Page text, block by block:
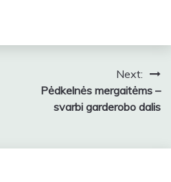
Next:
Pėdkelnės mergaitėms –
svarbi garderobo dalis